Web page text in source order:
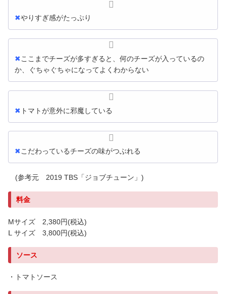
✖やりすぎ感がたっぷり
✖ここまでチーズが多すぎると、何のチーズが入っているの
か、ぐちゃぐちゃになってよくわからない
✖ トマトが意外に邪魔している
✖こだわっているチーズの味がつぶれる
(参考元 2019 TBS「ジョブチューン」)
料金
Mサイズ 2,380円(税込)
Ⅼ サイズ 3,800円(税込)
ソース
・トマトソース